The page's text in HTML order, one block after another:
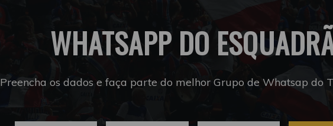
WHATSAPP DO
Preencha os dados e faça parte do melhor Grupo de Whatsap do